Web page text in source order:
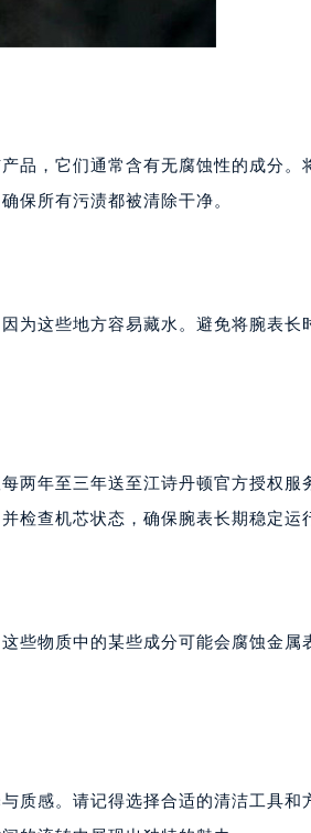
品，它们通常含有无腐蚀性的成分。
保所有污渍都被清除干净。
为这些地方容易藏水。避免将腕表长
两年至三年送至江诗丹顿官方授权服
检查机芯状态，确保腕表长期稳定运
些物质中的某些成分可能会腐蚀金属
质感。请记得选择合适的清洁工具和